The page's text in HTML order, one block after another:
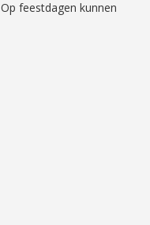
feestdagen kunnen